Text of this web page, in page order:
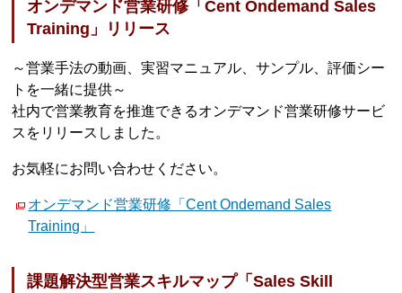
オンデマンド営業研修「Cent Ondemand Sales
Training」リリース
～営業手法の動画、実習マニュアル、サンプル、評価シー
トを一緒に提供～
社内で営業教育を推進できるオンデマンド営業研修サービ
スをリリースしました。
お気軽にお問い合わせください。
オンデマンド営業研修「Cent Ondemand Sales
Training」
課題解決型営業スキルマップ「Sales Skill